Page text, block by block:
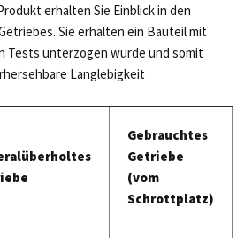
erhalten Sie Einblick in den
Sie erhalten ein Bauteil mit
Tests unterzogen wurde und somit
Langlebigkeit
Gebrauchtes
Getriebe
(vom
Schrottplatz)